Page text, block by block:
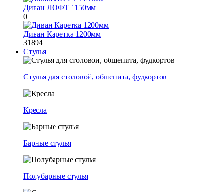
Диван ЛОФТ 1150мм
0
Диван Каретка 1200мм
31894
Стулья
Стулья для столовой, общепита, фудкортов
Кресла
Барные стулья
Полубарные стулья